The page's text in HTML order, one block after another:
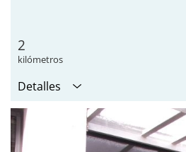
2
kilómetros
Detalles